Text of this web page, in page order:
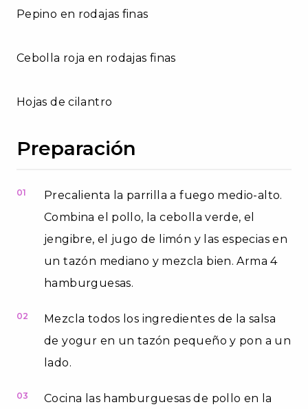
Pepino en rodajas finas
Cebolla roja en rodajas finas
Hojas de cilantro
Preparación
01
Precalienta la parrilla a fuego medio-alto.
Combina el pollo, la cebolla verde, el
jengibre, el jugo de limón y las especias en
un tazón mediano y mezcla bien. Arma 4
hamburguesas.
02
Mezcla todos los ingredientes de la salsa
de yogur en un tazón pequeño y pon a un
lado.
03
Cocina las hamburguesas de pollo en la